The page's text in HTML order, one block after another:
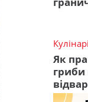
Як